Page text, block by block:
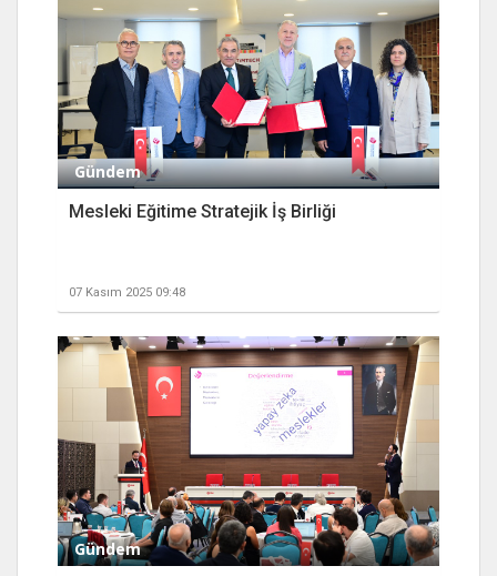
Gündem
Mesleki Eğitime Stratejik İş Birliği
07 Kasım 2025 09:48
Gündem